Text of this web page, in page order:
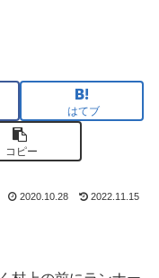
はてブ
コピー
2020.10.28 2022.11.15